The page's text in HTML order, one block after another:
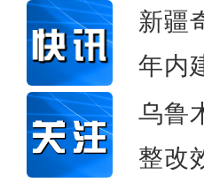
新疆
年内
乌鲁
整改